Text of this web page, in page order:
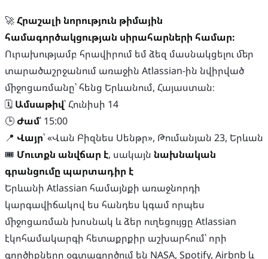
🚀Հրաշալի նորություն թիմային
համագործակցության սիրահարների համար։
Ուրախությամբ հրավիրում եմ ձեզ մասնակցելու մեր
տարածաշրջանում առաջին Atlassian-ին նվիրված
միջոցառմանը՝ հենց Երևանում, Հայաստան։
🗓 Ամսաթիվ՝ Հունիսի 14
🕒 Ժամ՝ 15:00
📍 Վայր՝ «Վան Բիզնես Սենթր», Թումանյան 23, Երևան
🎟 Մուտքն անվճար է, սակայն նախնական
գրանցումը պարտադիր է
Երևանի Atlassian համայնքի առաջնորդի
կարգավիճակով ես հանդես կգամ որպես
միջոցառման խոսնակ և ձեր ուղեցույցը Atlassian
էկոհամակարգի հետաքրքիր աշխարհում՝ որի
գործիքները օգտագործում են NASA, Spotify, Airbnb և